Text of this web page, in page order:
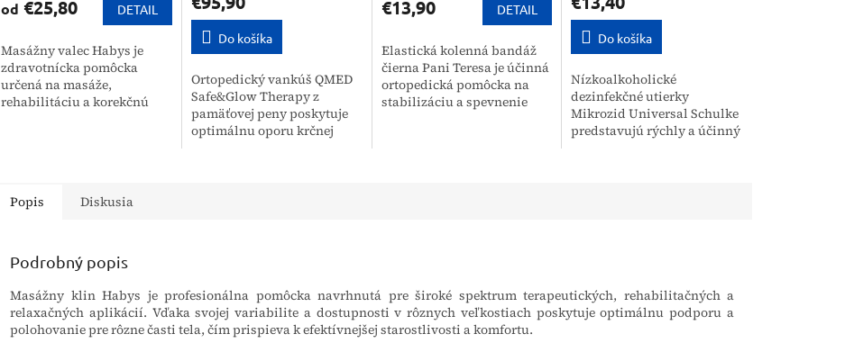
od €25,80 DETAIL
Masážny valec Habys je
zdravotnícka pomôcka
určená na masáže,
rehabilitáciu a korekčnú
Do košíka
Ortopedický vankúš QMED
Safe&Glow Therapy z
pamäťovej peny poskytuje
optimálnu oporu krčnej
€13,90 DETAIL
Elastická kolenná bandáž
čierna Pani Teresa je účinná
ortopedická pomôcka na
stabilizáciu a spevnenie
Do košíka
Nízkoalkoholické
dezinfekčné utierky
Mikrozid Universal Schulke
predstavujú rýchly a účinný
Popis Diskusia
Podrobný popis
Masážny klin Habys je profesionálna pomôcka navrhnutá pre široké spektrum terapeutických, rehabilitačných a
relaxačných aplikácií. Vďaka svojej variabilite a dostupnosti v rôznych veľkostiach poskytuje optimálnu podporu a
polohovanie pre rôzne časti tela, čím prispieva k efektívnejšej starostlivosti a komfortu.